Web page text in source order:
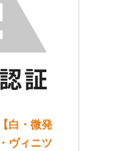
白・微発
ヴィニツ